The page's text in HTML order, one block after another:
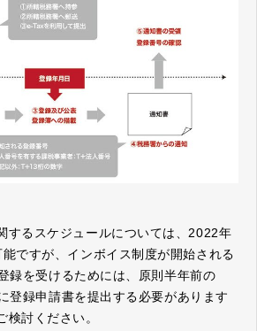
するスケジュールについては、2022年
ですが、インボイス制度が開始される
録を受けるためには、原則半年前の
登録申請書を提出する必要があります
検討ください。